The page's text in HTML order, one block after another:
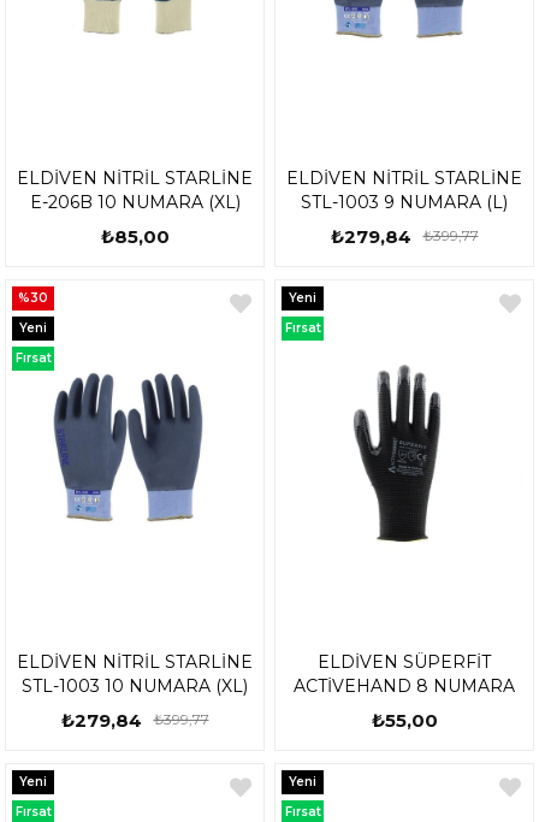
ELDİVEN NİTRİL STARLİNE
E-206B 10 NUMARA (XL)
₺85,00
ELDİVEN NİTRİL STARLİNE
STL-1003 9 NUMARA (L)
₺279,84 ₺399,77
ELDİVEN NİTRİL STARLİNE
STL-1003 10 NUMARA (XL)
₺279,84 ₺399,77
%30
Yeni
Ürün
Fırsat
ELDİVEN SÜPERFİT
ACTİVEHAND 8 NUMARA
₺55,00
Yeni
Ürün
Fırsat
Yeni
Ürün
Fırsat
Yeni
Ürün
Fırsat